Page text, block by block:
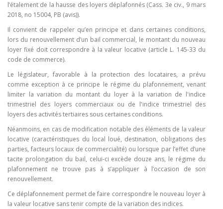
l’étalement de la hausse des loyers déplafonnés (Cass. 3e civ., 9 mars
2018, no 15004, PB (avis)).
Il convient de rappeler qu’en principe et dans certaines conditions,
lors du renouvellement d’un bail commercial, le montant du nouveau
loyer fixé doit correspondre à la valeur locative (article L. 145-33 du
code de commerce).
Le législateur, favorable à la protection des locataires, a prévu
comme exception à ce principe le régime du plafonnement, venant
limiter la variation du montant du loyer à la variation de l'indice
trimestriel des loyers commerciaux ou de l'indice trimestriel des
loyers des activités tertiaires sous certaines conditions.
Néanmoins, en cas de modification notable des éléments de la valeur
locative (caractéristiques du local loué, destination, obligations des
parties, facteurs locaux de commercialité) ou lorsque par l’effet d’une
tacite prolongation du bail, celui-ci excède douze ans, le régime du
plafonnement ne trouve pas à s’appliquer à l’occasion de son
renouvellement.
Ce déplafonnement permet de faire correspondre le nouveau loyer à
la valeur locative sans tenir compte de la variation des indices.